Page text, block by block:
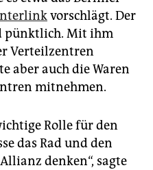
vorschlägt. Der
pünktlich. Mit ihm
Verteilzentren
aber auch die Waren
mitnehmen.
Rolle für den
das Rad und den
denken“, sagte